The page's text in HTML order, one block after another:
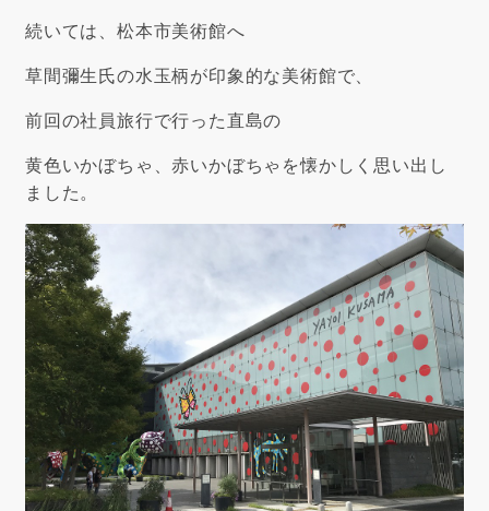
続いては、松本市美術館へ
草間彌生氏の水玉柄が印象的な美術館で、
前回の社員旅行で行った直島の
黄色いかぼちゃ、赤いかぼちゃを懐かしく思い出し
ました。